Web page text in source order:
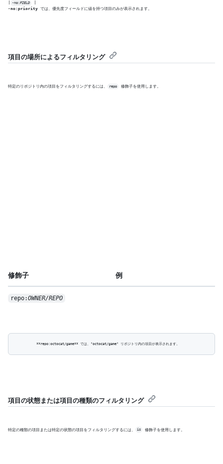
-no:FIELD
-no:priority では、優先度フィールドに値を持つ項目のみが表示されます。
項目の場所によるフィルタリング
特定のリポジトリ内の項目をフィルタリングするには、 repo 修飾子を使用します。
修飾子 例
repo:OWNER/REPO
項目の状態または項目の種類のフィルタリング
特定の種類の項目または特定の状態の項目をフィルタリングするには、 is 修飾子を使用します。